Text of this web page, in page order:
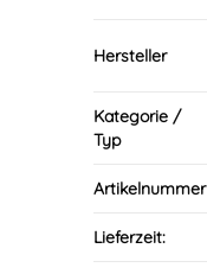
Hersteller
Kategorie /
Typ
Artikelnummer
Lieferzeit: